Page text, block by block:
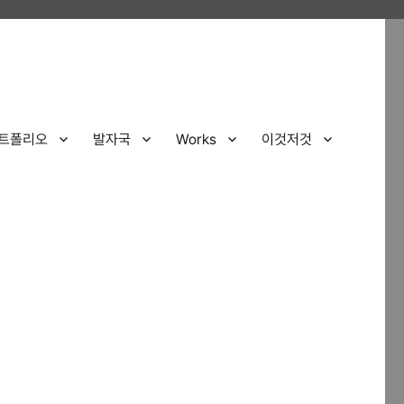
폴리오 발자국 Works 이것저것